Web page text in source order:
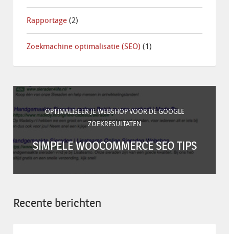
Rapportage (2)
Zoekmachine optimalisatie (SEO) (1)
OPTIMALISEER JE WEBSHOP VOOR DE GOOGLE
ZOEKRESULTATEN
SIMPELE WOOCOMMERCE SEO TIPS
Recente berichten